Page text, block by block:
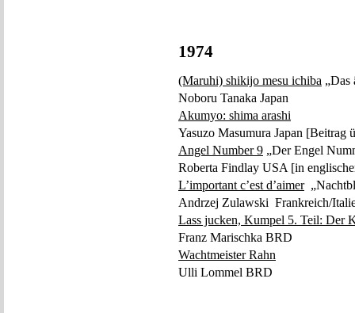
1974
(Maruhi) shikijo mesu ichiba „Das
Noboru Tanaka Japan
Akumyo: shima arashi
Yasuzo Masumura Japan [Beitrag
Angel Number 9 „Der Engel
Roberta Findlay USA [in
L’important c’est d’aimer
Andrzej Zulawski Frankreich/
Lass jucken, Kumpel 5. Teil: Der
Franz Marischka BRD
Wachtmeister Rahn
Ulli Lommel BRD